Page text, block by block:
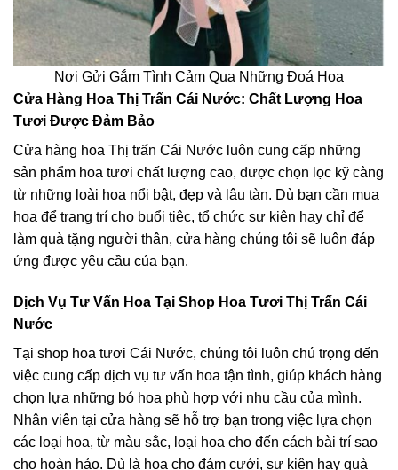
Nơi Gửi Gắm Tình Cảm Qua Những Đoá Hoa
Cửa Hàng Hoa Thị Trấn Cái Nước: Chất Lượng Hoa
Tươi Được Đảm Bảo
Cửa hàng hoa Thị trấn Cái Nước luôn cung cấp những
sản phẩm hoa tươi chất lượng cao, được chọn lọc kỹ càng
từ những loài hoa nổi bật, đẹp và lâu tàn. Dù bạn cần mua
hoa để trang trí cho buổi tiệc, tổ chức sự kiện hay chỉ để
làm quà tặng người thân, cửa hàng chúng tôi sẽ luôn đáp
ứng được yêu cầu của bạn.
Dịch Vụ Tư Vấn Hoa Tại Shop Hoa Tươi Thị Trấn Cái
Nước
Tại shop hoa tươi Cái Nước, chúng tôi luôn chú trọng đến
việc cung cấp dịch vụ tư vấn hoa tận tình, giúp khách hàng
chọn lựa những bó hoa phù hợp với nhu cầu của mình.
Nhân viên tại cửa hàng sẽ hỗ trợ bạn trong việc lựa chọn
các loại hoa, từ màu sắc, loại hoa cho đến cách bài trí sao
cho hoàn hảo. Dù là hoa cho đám cưới, sự kiện hay quà